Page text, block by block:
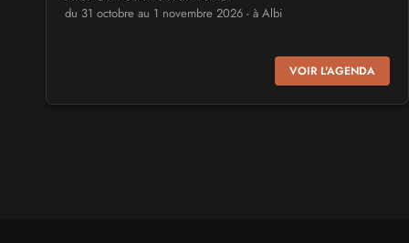
du 31 octobre au 1 novembre 2026 - à Albi
Virtual Calais - salon du jeu vidéo et des loisirs
numériques 2026
VOIR L'AGENDA